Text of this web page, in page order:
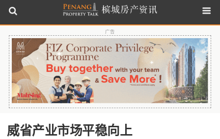
广告
威省产业市场平稳向上